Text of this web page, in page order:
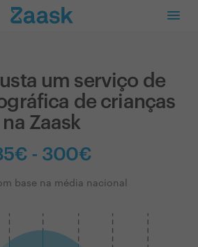
um serviço de
de crianças
na Zaask
- 300€
base na média nacional